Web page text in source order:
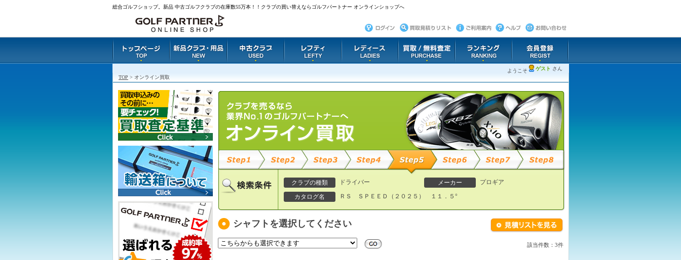
総合ゴルフショップ。新品 中古ゴルフクラブの在庫数55万本！！クラブの買い替えならゴルフパートナー オンラインショップへ
ゲスト さん
ようこそ
TOP > オンライン買取
クラブの種類 ドライバー メーカー プロギア
カタログ名 ＲＳ ＳＰＥＥＤ（２０２５） １１．５°
シャフトを選択してください
該当件数：3件